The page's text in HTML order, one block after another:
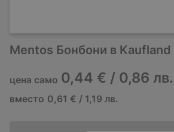
Mentos Бонбони в
цена само 0,44 € / 0,86 лв.
вместо 0,61 € / 1,19 лв.